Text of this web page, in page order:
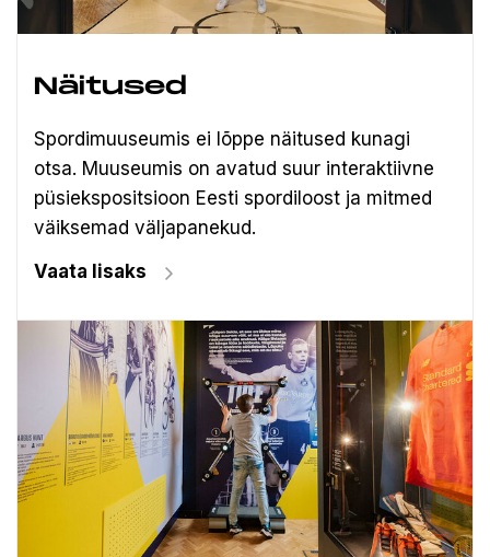
Näitused
Spordimuuseumis ei lõppe näitused kunagi
otsa. Muuseumis on avatud suur interaktiivne
püsiekspositsioon Eesti spordiloost ja mitmed
väiksemad väljapanekud.
Vaata lisaks